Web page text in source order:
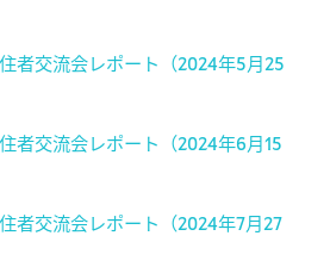
者交流会レポート（2024年5月25
者交流会レポート（2024年6月15
者交流会レポート（2024年7月27